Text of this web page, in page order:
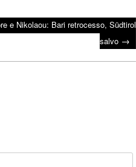
e Nikolaou: Bari retrocesso, Südtirol
salvo →